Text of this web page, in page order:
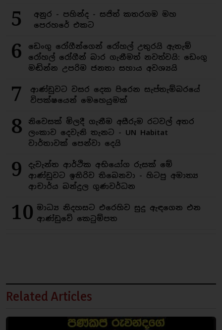
5
අනුර - පහින්ද - සජිත් කතරගම මහ
පෙරහරේ එකට
6
ඩෙංගු රෝගීන්ගෙන් රෝහල් උතුරයි ඇතැම්
රෝහල් රෝගීන් බාර ගැනීමත් නවත්වයි: ඩෙංගු
මඬින්න උපරිම ජනතා සහාය අවශ්‍යයි
7
ආණ්ඩුවට වසර දෙක පිරෙන සැප්තැම්බරයේ
විපක්ෂයෙන් මෙහෙයුමක්
8
නිවෙසක් මිලදී ගැනීම අසීරුම රටවල් අතර
ලංකාව දෙවැනි තැනට - UN Habitat
වාර්තාවක් පෙන්වා දෙයි
9
දැවැන්ත ආර්ථික අභියෝග රුසක් මේ
ආණ්ඩුවට ඉතිරිව තිබෙනවා - හිටපු අමාත්‍ය
ආචාර්ය බන්දුල ගුණවර්ධන
10 මාධ්‍ය නිදහසට එරෙහිව සුදු ඇඳගෙන එන
ආණ්ඩුවේ කෙටුම්පත
Related Articles